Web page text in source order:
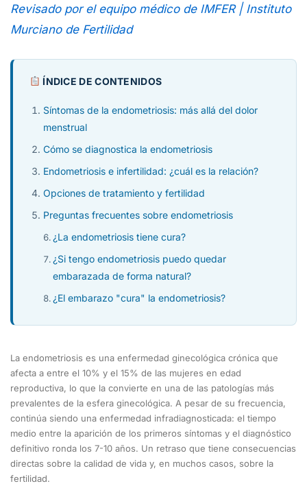
Revisado por el equipo médico de IMFER | Instituto
Murciano de Fertilidad
ÍNDICE DE CONTENIDOS
Síntomas de la endometriosis: más allá del dolor
menstrual
Cómo se diagnostica la endometriosis
Endometriosis e infertilidad: ¿cuál es la relación?
Opciones de tratamiento y fertilidad
Preguntas frecuentes sobre endometriosis
¿La endometriosis tiene cura?
¿Si tengo endometriosis puedo quedar
embarazada de forma natural?
¿El embarazo "cura" la endometriosis?
La endometriosis es una enfermedad ginecológica crónica que
afecta a entre el 10% y el 15% de las mujeres en edad
reproductiva, lo que la convierte en una de las patologías más
prevalentes de la esfera ginecológica. A pesar de su frecuencia,
continúa siendo una enfermedad infradiagnosticada: el tiempo
medio entre la aparición de los primeros síntomas y el diagnóstico
definitivo ronda los 7-10 años. Un retraso que tiene consecuencias
directas sobre la calidad de vida y, en muchos casos, sobre la
fertilidad.